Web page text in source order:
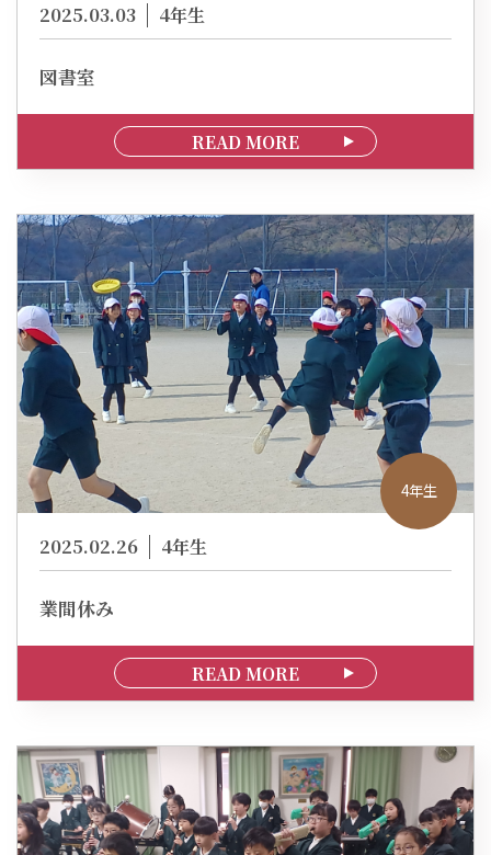
2025.03.03 4年生
図書室
READ MORE
4年生
2025.02.26 4年生
業間休み
READ MORE